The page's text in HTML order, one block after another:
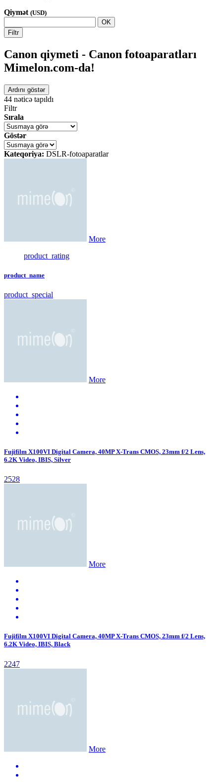
Qiymət (USD)
OK
Filtr
Canon qiymeti - Canon fotoaparatları
Mimelon.com-da!
Ardını göstər
44 nəticə tapıldı
Filtr
Sırala
Göstər
Kateqoriya: DSLR-fotoaparatlar
More
product_rating
product_name
product_special
More
Fujifilm X100VI Digital Camera, 40MP X-Trans CMOS, 23mm f/2 Lens,
6.2K Video, IBIS, Silver
2528
More
Fujifilm X100VI Digital Camera, 40MP X-Trans CMOS, 23mm f/2 Lens,
6.2K Video, IBIS, Black
2247
More